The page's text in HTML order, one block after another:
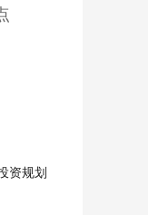
资规划